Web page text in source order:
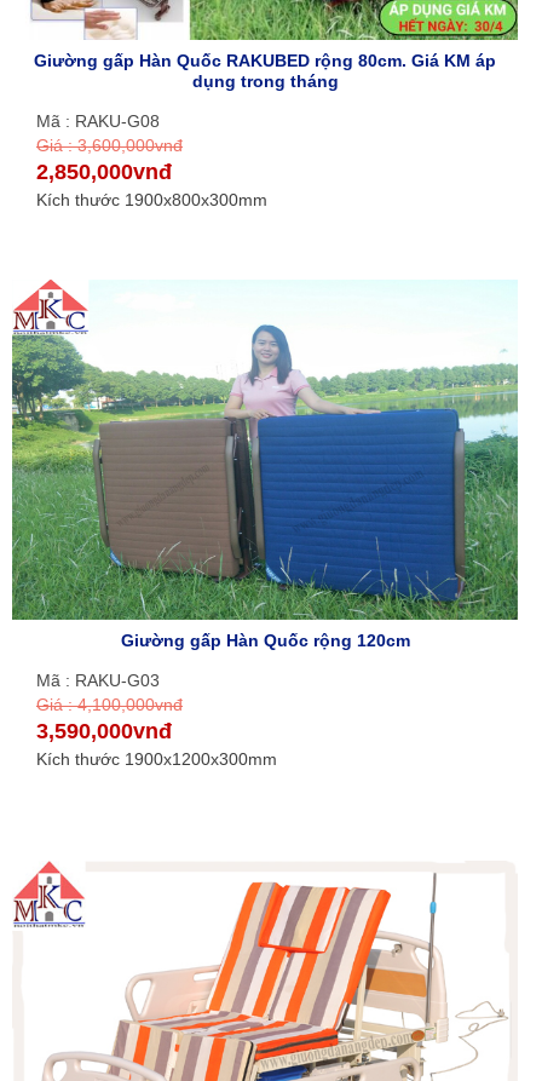
Giường gấp Hàn Quốc RAKUBED rộng 80cm. Giá KM áp
dụng trong tháng
Mã : RAKU-G08
Giá : 3,600,000vnđ
2,850,000vnđ
Kích thước 1900x800x300mm
Giường gấp Hàn Quốc rộng 120cm
Mã : RAKU-G03
Giá : 4,100,000vnđ
3,590,000vnđ
Kích thước 1900x1200x300mm